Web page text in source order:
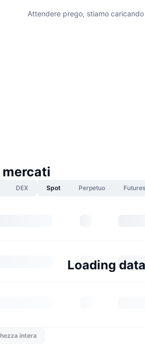
Attendere prego, stiamo
DEX Spot Perpetuo Futures
Loading
intera